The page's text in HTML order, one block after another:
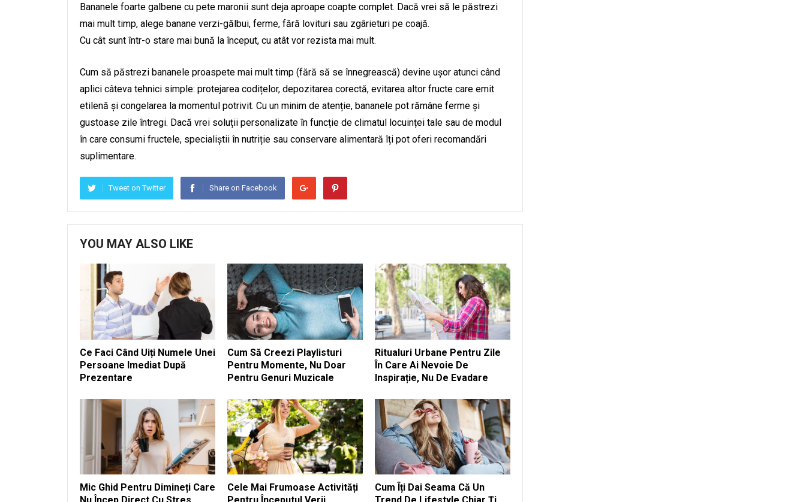
Bananele foarte galbene cu pete maronii sunt deja aproape coapte complet. Dacă vrei să le păstrezi
mai mult timp, alege banane verzi-gălbui, ferme, fără lovituri sau zgârieturi pe coajă.
Cu cât sunt într-o stare mai bună la început, cu atât vor rezista mai mult.
Cum să păstrezi bananele proaspete mai mult timp (fără să se înnegrească) devine ușor atunci când
aplici câteva tehnici simple: protejarea codițelor, depozitarea corectă, evitarea altor fructe care emit
etilenă și congelarea la momentul potrivit. Cu un minim de atenție, bananele pot rămâne ferme și
gustoase zile întregi. Dacă vrei soluții personalizate în funcție de climatul locuinței tale sau de modul
în care consumi fructele, specialiștii în nutriție sau conservare alimentară îți pot oferi recomandări
suplimentare.
Tweet on Twitter Share on Facebook
YOU MAY ALSO LIKE
Ce Faci Când Uiți Numele Unei
Persoane Imediat După
Prezentare
Cum Să Creezi Playlisturi
Pentru Momente, Nu Doar
Pentru Genuri Muzicale
Ritualuri Urbane Pentru Zile
În Care Ai Nevoie De
Inspirație, Nu De Evadare
Mic Ghid Pentru Dimineți Care
Cele Mai Frumoase Activități
Cum Îți Dai Seama Că Un